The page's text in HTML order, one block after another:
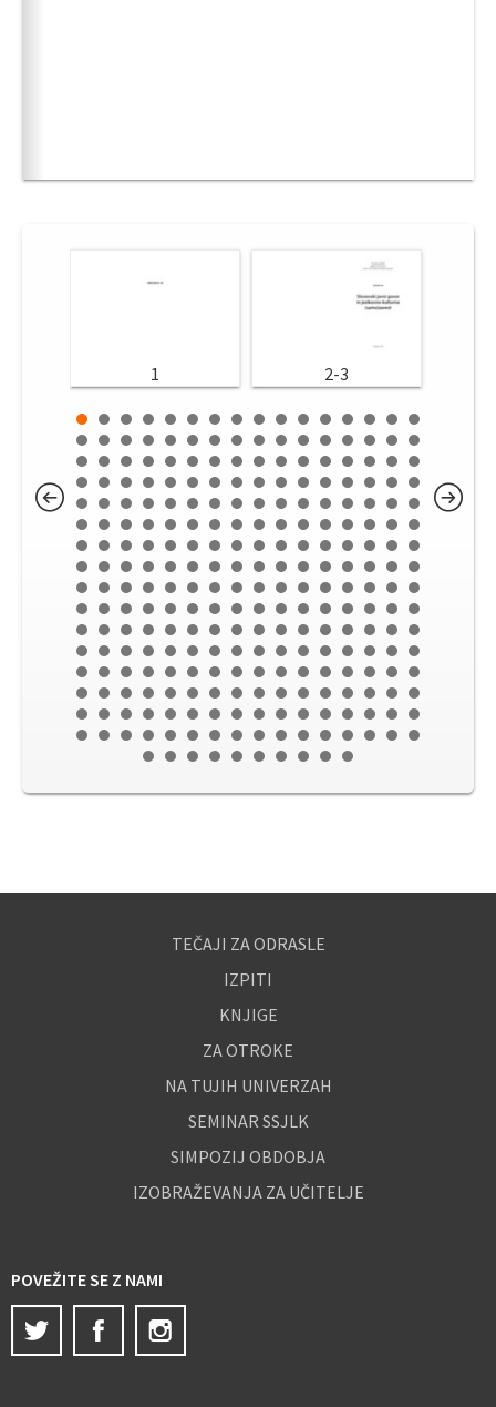
1 2-3
TEČAJI ZA ODRASLE
IZPITI
KNJIGE
ZA OTROKE
NA TUJIH UNIVERZAH
SEMINAR SSJLK
SIMPOZIJ OBDOBJA
IZOBRAŽEVANJA ZA UČITELJE
POVEŽITE SE Z NAMI
Twitter
Facebook